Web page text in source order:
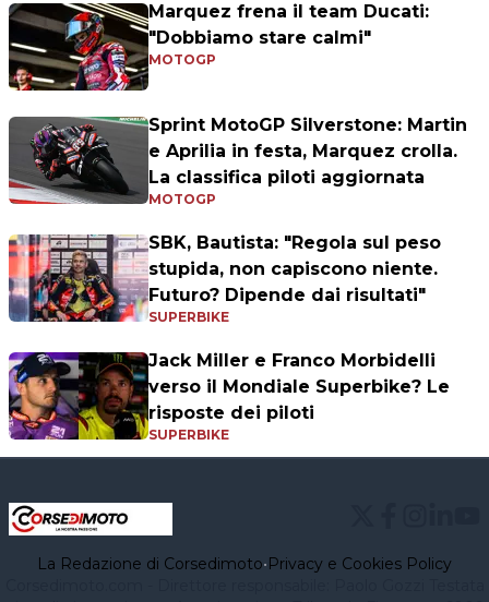
Marquez frena il team Ducati:
"Dobbiamo stare calmi"
MOTOGP
Sprint MotoGP Silverstone: Martin
e Aprilia in festa, Marquez crolla.
La classifica piloti aggiornata
MOTOGP
SBK, Bautista: "Regola sul peso
stupida, non capiscono niente.
Futuro? Dipende dai risultati"
SUPERBIKE
Jack Miller e Franco Morbidelli
verso il Mondiale Superbike? Le
risposte dei piloti
SUPERBIKE
La Redazione di Corsedimoto•Privacy e Cookies Policy